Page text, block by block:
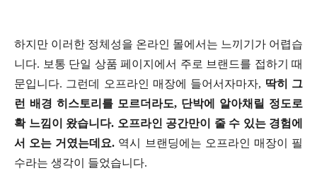
하지만 이러한 정체성을 온라인 몰에서는 느끼기가 어렵습
니다. 보통 단일 상품 페이지에서 주로 브랜드를 접하기 때
문입니다. 그런데 오프라인 매장에 들어서자마자, 딱히 그
런 배경 히스토리를 모르더라도, 단박에 알아채릴 정도로
확 느낌이 왔습니다. 오프라인 공간만이 줄 수 있는 경험에
서 오는 거였는데요. 역시 브랜딩에는 오프라인 매장이 필
수라는 생각이 들었습니다.